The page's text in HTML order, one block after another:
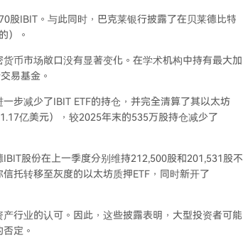
股IBIT。与此同时，巴克莱银行披露了在贝莱德比特
）。
币市场敞口没有显著变化。在学术机构中持有最大加
易基金。
步减少了IBIT ETF的持仓，并完全清算了其以太坊
亿美元），较2025年末的535万股持仓减少了
股份在上一季度分别维持212,500股和201,531股不
托转移至灰度的以太坊质押ETF，同时新开了
行业的认可。因此，这些披露表明，大型投资者可能
定。